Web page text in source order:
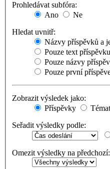
Prohledávat subfóra:
Ano
Ne
Hledat uvnitř:
Názvy příspěvků a
Pouze text příspěvku
Pouze názvy
Pouze první
Zobrazit výsledek jako:
Příspěvky
Seřadit výsledky podle:
Omezit výsledky na předchozí: